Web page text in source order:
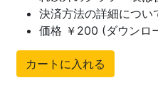
決済方法の詳細につい
価格 ￥200 (ダウンロ
カートに入れる